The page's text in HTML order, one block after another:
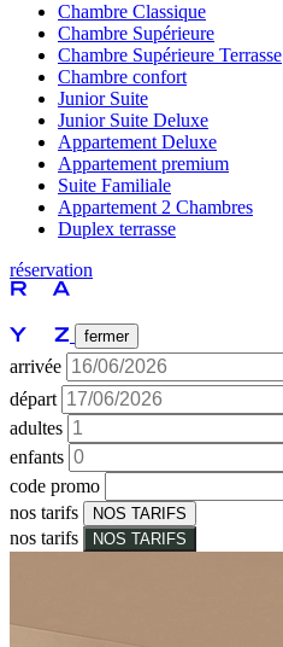
Chambre Classique
Chambre Supérieure
Chambre Supérieure Terrasse
Chambre confort
Junior Suite
Junior Suite Deluxe
Appartement Deluxe
Appartement premium
Suite Familiale
Appartement 2 Chambres
Duplex terrasse
réservation
fermer
arrivée
départ
adultes
enfants
code promo
nos tarifs
NOS TARIFS
nos tarifs NOS TARIFS